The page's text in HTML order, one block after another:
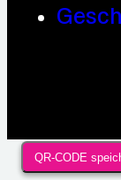
QR-CODE